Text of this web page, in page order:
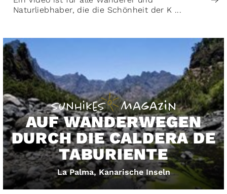
Naturliebhaber, die die Schönheit der K ...
AUF WANDERWEGEN
DURCH DIE CALDERA DE
TABURIENTE
La Palma, Kanarische Inseln